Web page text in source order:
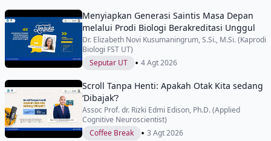
Menyiapkan Generasi Saintis Masa Depan
melalui Prodi Biologi Berakreditasi Unggul
Dr. Elizabeth Novi Kusumaningrum, S.Si., M.Si. (Kaprodi
Biologi FST UT)
Seputar UT
• 4 Agt 2026
Scroll Tanpa Henti: Apakah Otak Kita sedang
‘Dibajak’?
Assoc Prof. dr. Rizki Edmi Edison, Ph.D. (Applied
Cognitive Neuroscientist)
Coffee Break
• 3 Agt 2026